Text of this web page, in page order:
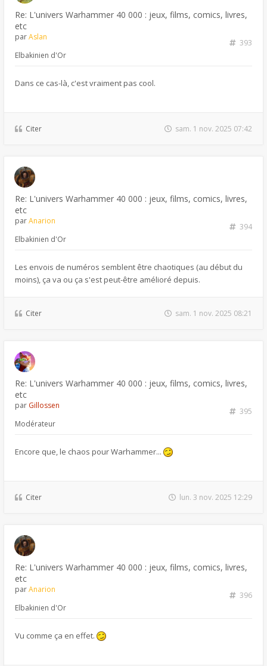
Re: L'univers Warhammer 40 000 : jeux, films, comics, livres,
etc
393
parAslan
Elbakinien d'Or
Dans ce cas-là, c'est vraiment pas cool.
Citer sam. 1 nov. 2025 07:42
Re: L'univers Warhammer 40 000 : jeux, films, comics, livres,
etc
394
parAnarion
Elbakinien d'Or
Les envois de numéros semblent être chaotiques (au début du
moins), ça va ou ça s'est peut-être amélioré depuis.
Citer sam. 1 nov. 2025 08:21
Re: L'univers Warhammer 40 000 : jeux, films, comics, livres,
etc
395
par Gillossen
Modérateur
Encore que, le chaos pour Warhammer...
Citer lun. 3 nov. 2025 12:29
Re: L'univers Warhammer 40 000 : jeux, films, comics, livres,
etc
396
parAnarion
Elbakinien d'Or
Vu comme ça en effet.